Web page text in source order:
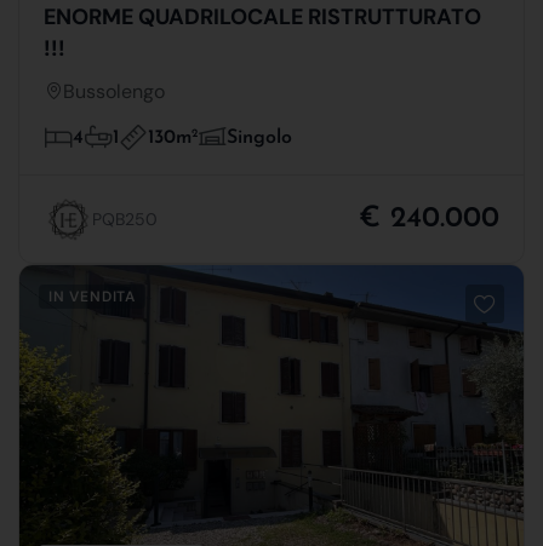
ENORME QUADRILOCALE RISTRUTTURATO
!!!
Bussolengo
4 1 130m2 Singolo
PQB250 € 240.000
IN VENDITA